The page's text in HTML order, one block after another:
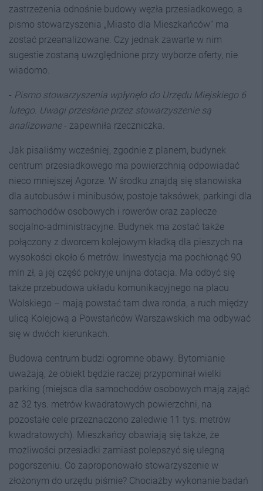
zastrzeżenia odnośnie budowy węzła przesiadkowego, a
pismo stowarzyszenia „Miasto dla Mieszkańców” ma
zostać przeanalizowane. Czy jednak zawarte w nim
sugestie zostaną uwzględnione przy wyborze oferty, nie
wiadomo.
- Pismo stowarzyszenia wpłynęło do Urzędu Miejskiego 6
lutego. Uwagi przesłane przez stowarzyszenie są
analizowane- zapewniła rzeczniczka.
Jak pisaliśmy wcześniej, zgodnie z planem, budynek
centrum przesiadkowego ma powierzchnią odpowiadać
nieco mniejszej Agorze. W środku znajdą się stanowiska
dla autobusów i minibusów, postoje taksówek, parkingi dla
samochodów osobowych i rowerów oraz zaplecze
socjalno-administracyjne. Budynek ma zostać także
połączony z dworcem kolejowym kładką dla pieszych na
wysokości około 6 metrów. Inwestycja ma pochłonąć 90
mln zł, a jej część pokryje unijna dotacja. Ma odbyć się
także przebudowa układu komunikacyjnego na placu
Wolskiego – mają powstać tam dwa ronda, a ruch między
ulicą Kolejową a Powstańców Warszawskich ma odbywać
się w dwóch kierunkach.
Budowa centrum budzi ogromne obawy. Bytomianie
uważają, że obiekt będzie raczej przypominał wielki
parking (miejsca dla samochodów osobowych mają zająć
aż 32 tys. metrów kwadratowych powierzchni, na
pozostałe cele przeznaczono zaledwie 11 tys. metrów
kwadratowych). Mieszkańcy obawiają się także, że
możliwości przesiadki zamiast polepszyć się ulegną
pogorszeniu. Co zaproponowało stowarzyszenie w
złożonym do urzędu piśmie? Chociażby wykonanie badań